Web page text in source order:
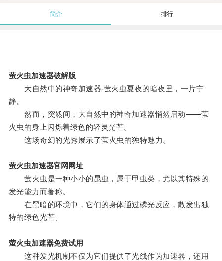
简介 排行
萤火虫加速器破解版
大自然中的神奇加速器-萤火虫夏夜的暗夜里，一片宁
静。
然而，突然间，大自然中的神奇加速器悄然启动——萤
火虫的身上闪烁着绿色的轻灵光芒。
这场奇幻的光秀展示了萤火虫的独特魅力。
萤火虫加速器官网网址
萤火虫是一种小小的昆虫，属于甲虫类，尤以其特殊的
发光能力而著称。
在黑暗的环境中，它们的身体通过磷光反应，散发出独
特的绿色光芒。
萤火虫加速器免费试用
这种发光机制不仅为它们提供了光线作为加速器，还用